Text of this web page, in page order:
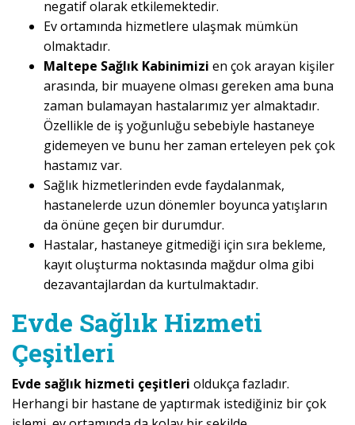
negatif olarak etkilemektedir.
Ev ortamında hizmetlere ulaşmak mümkün
olmaktadır.
Maltepe Sağlık Kabinimizi en çok arayan kişiler
arasında, bir muayene olması gereken ama buna
zaman bulamayan hastalarımız yer almaktadır.
Özellikle de iş yoğunluğu sebebiyle hastaneye
gidemeyen ve bunu her zaman erteleyen pek çok
hastamız var.
Sağlık hizmetlerinden evde faydalanmak,
hastanelerde uzun dönemler boyunca yatışların
da önüne geçen bir durumdur.
Hastalar, hastaneye gitmediği için sıra bekleme,
kayıt oluşturma noktasında mağdur olma gibi
dezavantajlardan da kurtulmaktadır.
Evde Sağlık Hizmeti
Çeşitleri
Evde sağlık hizmeti çeşitleri oldukça fazladır.
Herhangi bir hastane de yaptırmak istediğiniz bir çok